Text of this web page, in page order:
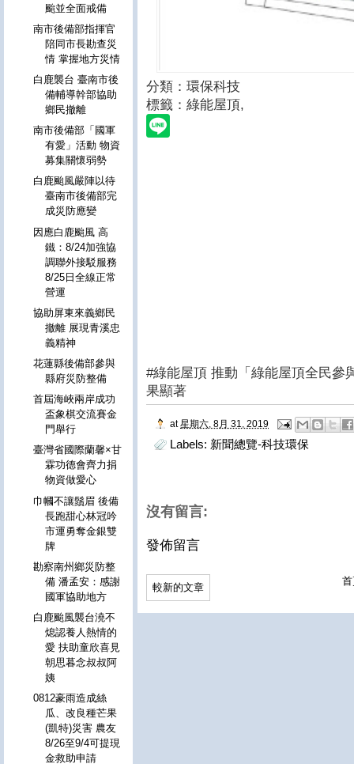
分類：環保科技
標籤：綠能屋頂,
#綠能屋頂 推動「綠能屋頂全民參
果顯著
at 星期六, 8月 31, 2019
Labels: 新聞總覽-科技環保
沒有留言:
發佈留言
較新的文章
颱並全面戒備
南市後備部指揮官
陪同市長勘查災
情 掌握地方災情
白鹿襲台 臺南市後
備輔導幹部協助
鄉民撤離
南市後備部「國軍
有愛」活動 物資
募集關懷弱勢
白鹿颱風嚴陣以待
臺南市後備部完
成災防應變
因應白鹿颱風 高
鐵：8/24加強協
調聯外接駁服務
8/25日全線正常
營運
協助屏東來義鄉民
撤離 展現青溪忠
義精神
花蓮縣後備部參與
縣府災防整備
首屆海峽兩岸成功
盃象棋交流賽金
門舉行
臺灣省國際蘭馨×甘
霖功德會齊力捐
物資做愛心
巾幗不讓鬚眉 後備
長跑甜心林冠吟
市運勇奪金銀雙
牌
勘察南州鄉災防整
備 潘孟安：感謝
國軍協助地方
白鹿颱風襲台澆不
熄認養人熱情的
愛 扶助童欣喜見
朝思暮念叔叔阿
姨
0812豪雨造成絲
瓜、改良種芒果
(凱特)災害 農友
8/26至9/4可提現
金救助申請